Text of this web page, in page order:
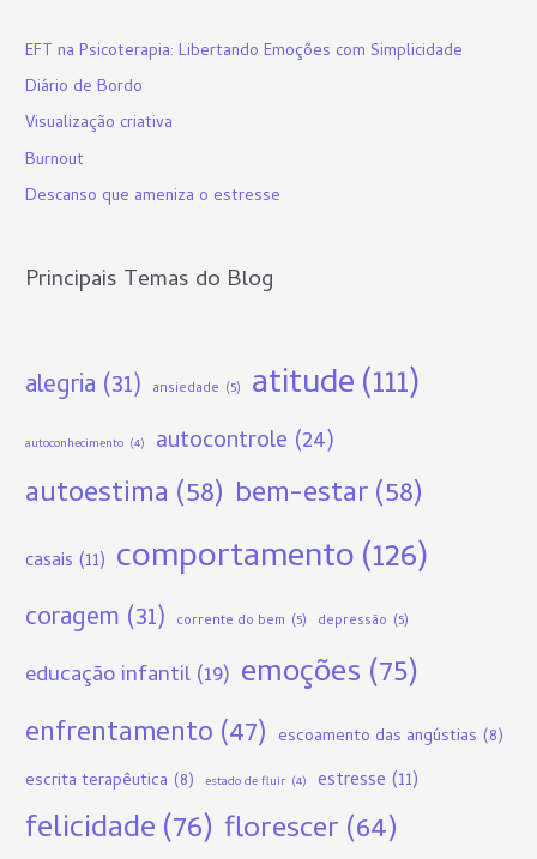
s
a
r
p
:
EFT na Psicoterapia: Libertando Emoções com Simplicidade
Diário de Bordo
Visualização criativa
Burnout
Descanso que ameniza o estresse
Principais Temas do Blog
alegria (31) ansiedade (5) atitude(111)
autoconhecimento (4) autocontrole (24)
autoestima (58) bem-estar(58)
casais (11) comportamento(126)
coragem (31) corrente do bem (5) depressão (5)
educação infantil(19) emoções (75)
enfrentamento (47) escoamento das angústias (8)
escrita terapêutica (8) estado de fluir (4) estresse (11)
felicidade(76) florescer(64)